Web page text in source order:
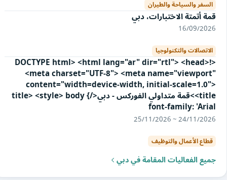
السفر والسياحة والطيران
قمة أتمتة الاختبارات، دبي
16/09/2026
الاتصالات والتكنولوجيا
<!DOCTYPE html> <html lang="ar" dir="rtl"> <head>
<meta charset="UTF-8"> <meta name="viewport"
content="width=device-width, initial-scale=1.0">
<title>قمة متداولي الفوركس - دبي</title> <style> body {
font-family: 'Arial
24/11/2026 ~ 25/11/2026
قطاع الأعمال والتوظيف
جميع الفعاليات المقامة في دبي